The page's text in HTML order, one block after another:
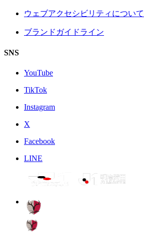
ウェブアクセシビリティについて
ブランドガイドライン
SNS
YouTube
TikTok
Instagram
X
Facebook
LINE